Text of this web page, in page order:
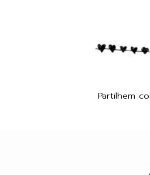
Profissão Mães
Partilhem